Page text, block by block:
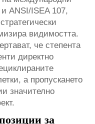
ANSI/ISEA 107,
видимостта.
че степента
директно
а пропускането
значително
за